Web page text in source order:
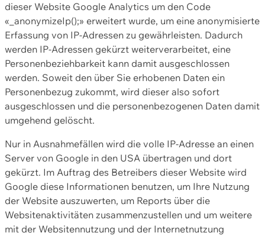
dieser Website Google Analytics um den Code
«_anonymizeIp();» erweitert wurde, um eine anonymisierte
Erfassung von IP-Adressen zu gewährleisten. Dadurch
werden IP-Adressen gekürzt weiterverarbeitet, eine
Personenbeziehbarkeit kann damit ausgeschlossen
werden. Soweit den über Sie erhobenen Daten ein
Personenbezug zukommt, wird dieser also sofort
ausgeschlossen und die personenbezogenen Daten damit
umgehend gelöscht.
Nur in Ausnahmefällen wird die volle IP-Adresse an einen
Server von Google in den USA übertragen und dort
gekürzt. Im Auftrag des Betreibers dieser Website wird
Google diese Informationen benutzen, um Ihre Nutzung
der Website auszuwerten, um Reports über die
Websitenaktivitäten zusammenzustellen und um weitere
mit der Websitennutzung und der Internetnutzung